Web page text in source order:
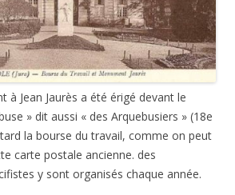
à Jean Jaurès a été érigé devant le
» dit aussi « des Arquebusiers » (18e
la bourse du travail, comme on peut
carte postale ancienne. des
y sont organisés chaque année.